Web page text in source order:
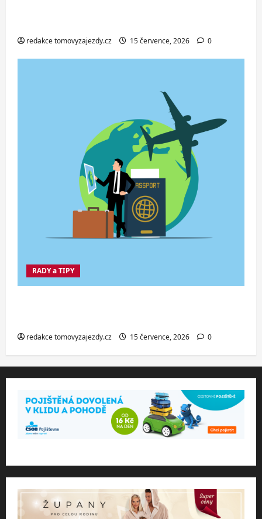
redakce tomovyzajezdy.cz 15 července, 2026 0
RADY a TIPY
redakce tomovyzajezdy.cz 15 července, 2026 0